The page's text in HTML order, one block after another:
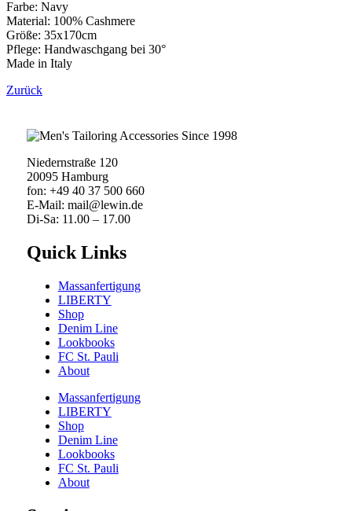
Farbe: Navy
Material: 100% Cashmere
Größe: 35x170cm
Pflege: Handwaschgang bei 30°
Made in Italy
Zurück
Niedernstraße 120
20095 Hamburg
fon: +49 40 37 500 660
E-Mail: mail@lewin.de
Di-Sa: 11.00 – 17.00
Quick Links
Massanfertigung
LIBERTY
Shop
Denim Line
Lookbooks
FC St. Pauli
About
Massanfertigung
LIBERTY
Shop
Denim Line
Lookbooks
FC St. Pauli
About